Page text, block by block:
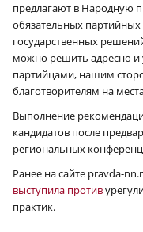
предлагают в Народную
обязательных
государственных
можно решить адресно и
партийцами, нашим
благотворителям на
Выполнение
кандидатов после
региональных
Ранее на сайте pravda-
выступила против
практик.